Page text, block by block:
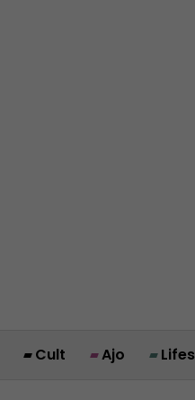
Cult Ajo